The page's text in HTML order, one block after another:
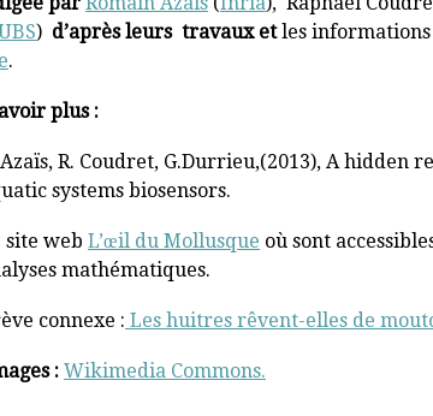
) d’après leurs travaux etles
.
plus :
Azaïs, R. Coudret, G.Durrieu,(2013), A
systems biosensors.
site web L’œil du Mollusque où sont
mathématiques.
connexe : Les huitres rêvent-elles de
: Wikimedia Commons.